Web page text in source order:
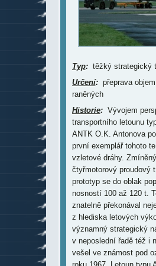
Typ:těžký strategický
Určení:přeprava
raněných
Historie:Vývojem
transportního letounu
ANTK O.K. Antonova
první exemplář tohoto
vzletové dráhy.
čtyřmotorový proudový
prototyp se do oblak
nosností 100 až 120 t.
znatelně překonával
z hlediska letových
významný strategický
v neposlední řadě též i
vešel ve známost pod